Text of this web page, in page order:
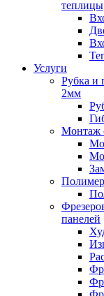
теплицы
Услуги
Рубка и
2мм
Монтаж
панелей